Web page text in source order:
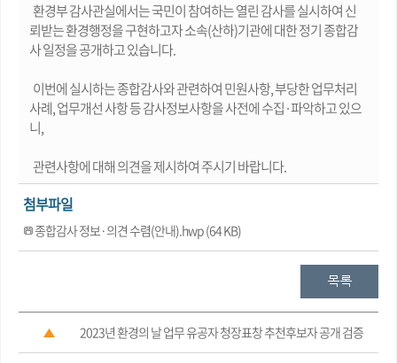
환경부 감사관실에서는 국민이 참여하는 열린 감사를 실시하여 신
뢰받는 환경행정을 구현하고자 소속(산하)기관에 대한 정기 종합감
사 일정을 공개하고 있습니다.
이번에 실시하는 종합감사와 관련하여 민원사항, 부당한 업무처리
사례, 업무개선 사항 등 감사정보사항을 사전에 수집·파악하고 있으
니,
관련사항에 대해 의견을 제시하여 주시기 바랍니다.
첨부파일
종합감사 정보·의견 수렴(안내).hwp (64 KB)
2023년 환경의 날 업무 유공자 청장표창 추천후보자 공개 검증